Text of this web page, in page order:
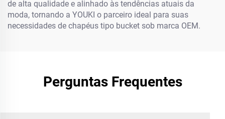
de alta qualidade e alinhado às tendências atuais da
moda, tornando a YOUKI o parceiro ideal para suas
necessidades de chapéus tipo bucket sob marca OEM.
Perguntas Frequentes